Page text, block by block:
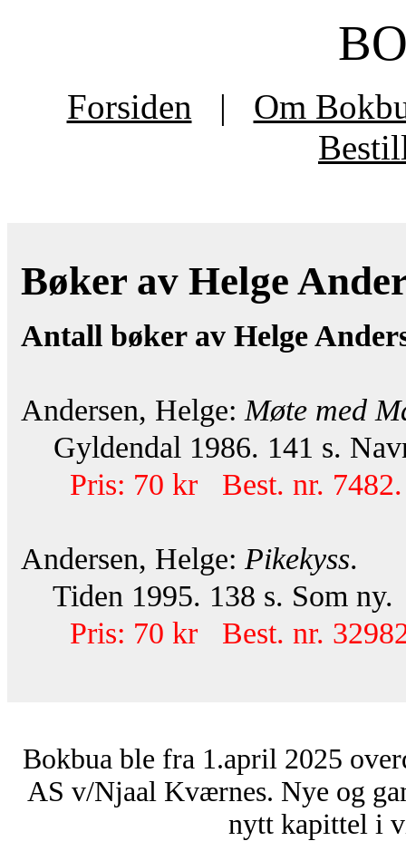
Forsiden |
Om
Bøker av Helge
Antall bøker av Helge
Andersen, Helge: Møte med
Gyldendal 1986. 141 s.
Pris: 70 kr Best. nr. 7482.
Andersen, Helge: Pikekyss.
Tiden 1995. 138 s. Som ny.
Pris: 70 kr Best. nr.
Bokbua ble fra 1.april 2025
AS v/Njaal Kværnes. Nye og
nytt kapittel i